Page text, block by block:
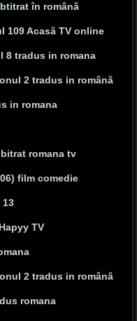
în română
109 Acasă TV online
8 tradus in romana
2 tradus in română
in romana
romana tv
film comedie
13
TV
2 tradus in română
romana